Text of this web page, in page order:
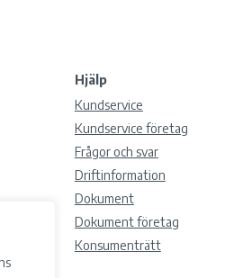
Hjälp
Kundservice
Kundservice företag
Frågor och svar
Driftinformation
Dokument
Dokument företag
Konsumenträtt